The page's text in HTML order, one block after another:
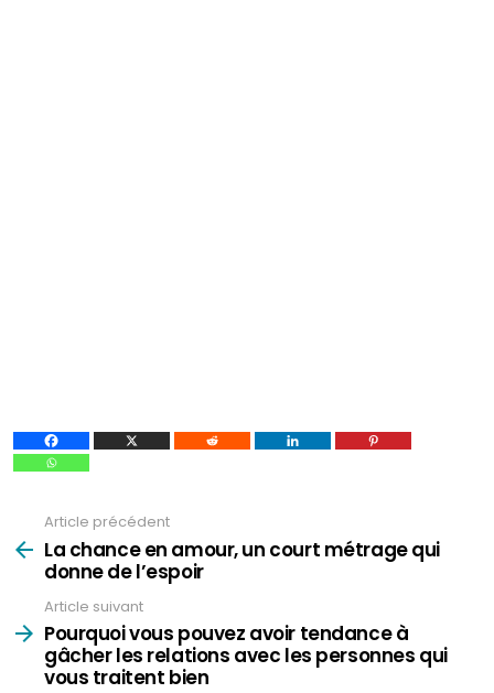
plus
Article précédent
La chance en amour, un court métrage qui
donne de l’espoir
Article suivant
Pourquoi vous pouvez avoir tendance à
gâcher les relations avec les personnes qui
vous traitent bien